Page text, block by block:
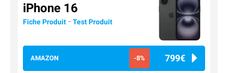
iPhone 16
Fiche Produit - Test Produit
AMAZON -8% 799€